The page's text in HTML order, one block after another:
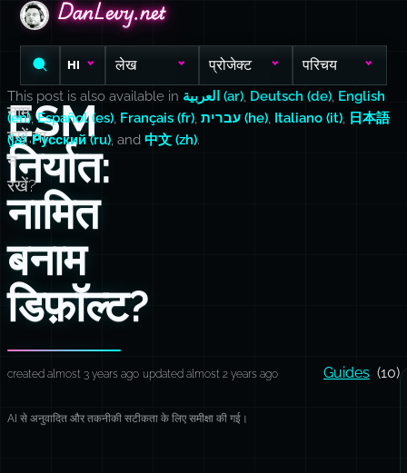
DanLevy.net
DanLevy.net
DanLevy.net
HI लेख प्रोजेक्ट परिचय
ESM
निर्यात:
नामित
बनाम
डिफ़ॉल्ट?
नाम
रखें,या
न
रखें?
This post is also available in العربية (ar), Deutsch (de), English
(en),Español (es), Français (fr), עברית (he), Italiano (it), 日本語
(ja),Русский (ru), and 中文 (zh).
created almost 3 years ago updated almost 2 years ago Guides (10)
AI से अनुवादित और तकनीकी सटीकता के लिए समीक्षा की गई।